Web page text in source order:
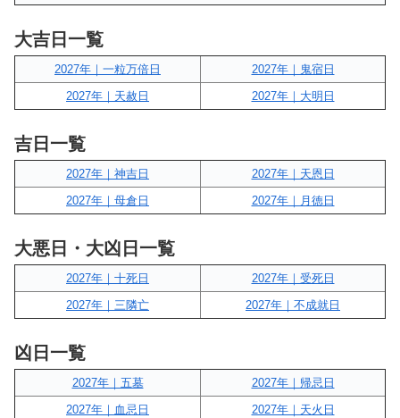
大吉日一覧
2027年｜一粒万倍日
2027年｜鬼宿日
2027年｜天赦日
2027年｜大明日
吉日一覧
2027年｜神吉日
2027年｜天恩日
2027年｜母倉日
2027年｜月徳日
大悪日・大凶日一覧
2027年｜十死日
2027年｜受死日
2027年｜三隣亡
2027年｜不成就日
凶日一覧
2027年｜五墓
2027年｜帰忌日
2027年｜血忌日
2027年｜天火日